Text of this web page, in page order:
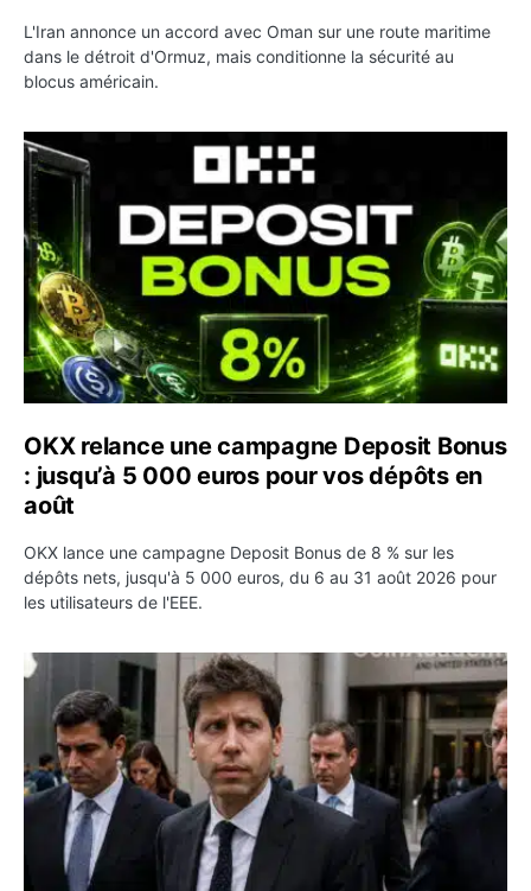
L'Iran annonce un accord avec Oman sur une route maritime
dans le détroit d'Ormuz, mais conditionne la sécurité au
blocus américain.
OKX relance une campagne Deposit Bonus : jusqu’à 5
OKX relance une campagne Deposit Bonus
: jusqu’à 5 000 euros pour vos dépôts en
août
OKX lance une campagne Deposit Bonus de 8 % sur les
dépôts nets, jusqu'à 5 000 euros, du 6 au 31 août 2026 pour
les utilisateurs de l'EEE.
OpenAI demande le rejet de la plainte d’Apple et